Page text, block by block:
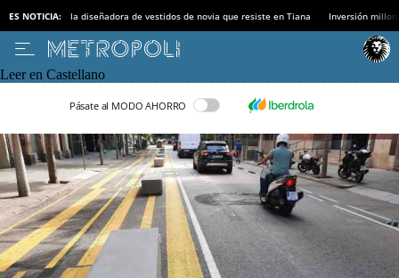
ES NOTICIA: la diseñadora de vestidos de novia que resiste en Tiana Inversión
Leer en Castellano
Pásate al MODO AHORRO